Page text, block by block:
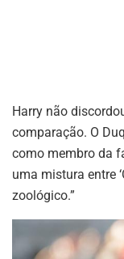
Harry não
comparação. O
como membro da
uma mistura entre
zoológico.”